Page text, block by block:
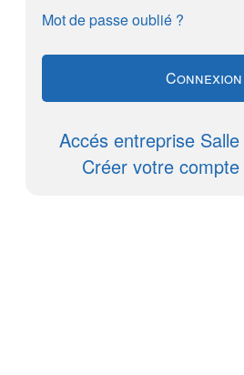
Mot de passe oublié ?
Accés entreprise
Créer votre